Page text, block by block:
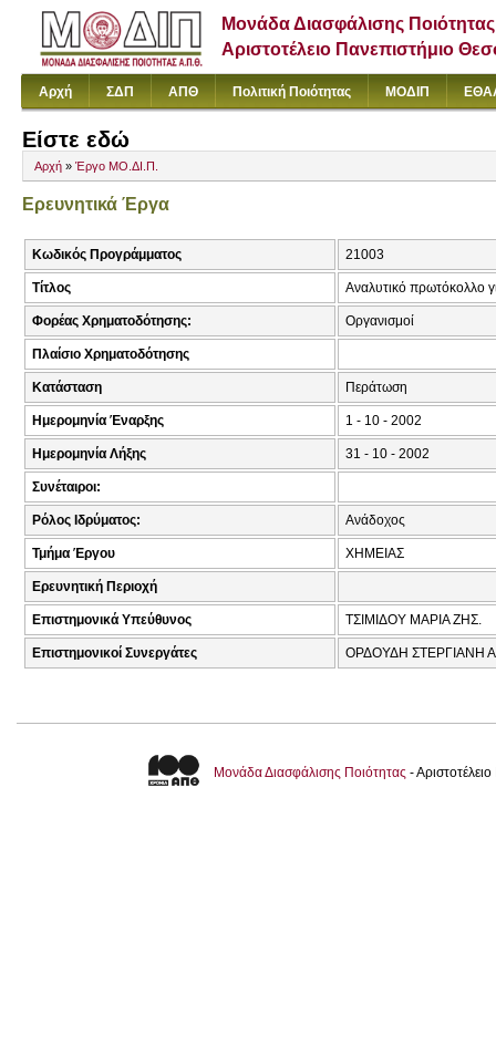
Μονάδα Διασφάλισης Ποιότητας
Αριστοτέλειο Πανεπιστήμιο
Αρχή ΣΔΠ ΑΠΘ Πολιτική Ποιότητας ΜΟΔΙΠ
Είστε εδώ
Αρχή » Έργο ΜΟ.ΔΙ.Π.
Ερευνητικά Έργα
Κωδικός Προγράμματος 21003
Τίτλος Αναλυτικό πρωτόκολλο
Φορέας Χρηματοδότησης: Οργανισμοί
Πλαίσιο Χρηματοδότησης
Κατάσταση Περάτωση
Ημερομηνία Έναρξης 1 - 10 - 2002
Ημερομηνία Λήξης 31 - 10 - 2002
Συνέταιροι:
Ρόλος Ιδρύματος: Ανάδοχος
Τμήμα Έργου ΧΗΜΕΙΑΣ
Ερευνητική Περιοχή
Επιστημονικά Υπεύθυνος ΤΣΙΜΙΔΟΥ ΜΑΡΙΑ ΖΗΣ.
Επιστημονικοί Συνεργάτες ΟΡΔΟΥΔΗ ΣΤΕΡΓΙΑΝΗ
Μονάδα Διασφάλισης Ποιότητας -